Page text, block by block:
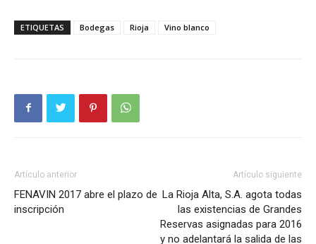
ETIQUETAS Bodegas Rioja Vino blanco
Artículo anterior
FENAVIN 2017 abre el plazo de
inscripción
Artículo siguiente
La Rioja Alta, S.A. agota todas
las existencias de Grandes
Reservas asignadas para 2016
y no adelantará la salida de las